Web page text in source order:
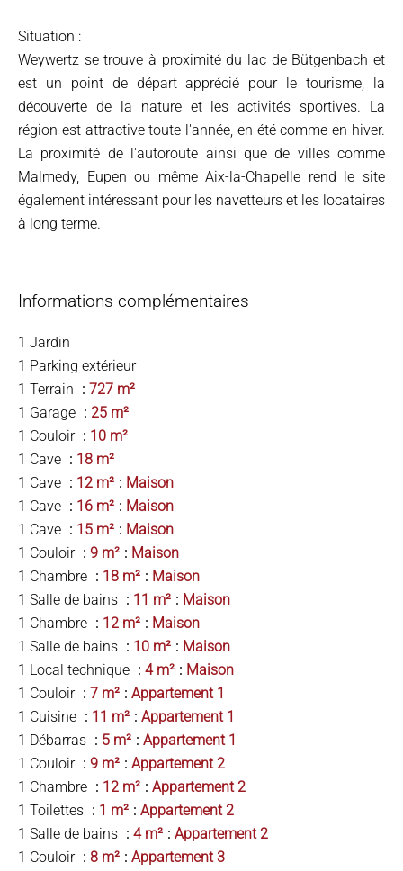
Situation :
Weywertz se trouve à proximité du lac de Bütgenbach et
est un point de départ apprécié pour le tourisme, la
découverte de la nature et les activités sportives. La
région est attractive toute l'année, en été comme en hiver.
La proximité de l'autoroute ainsi que de villes comme
Malmedy, Eupen ou même Aix-la-Chapelle rend le site
également intéressant pour les navetteurs et les locataires
à long terme.
Informations complémentaires
1 Jardin
1 Parking extérieur
1 Terrain
727 m²
1 Garage
25 m²
1 Couloir
10 m²
1 Cave
18 m²
1 Cave
12 m²
Maison
1 Cave
16 m²
Maison
1 Cave
15 m²
Maison
1 Couloir
9 m²
Maison
1 Chambre
18 m²
Maison
1 Salle de bains
11 m²
Maison
1 Chambre
12 m²
Maison
1 Salle de bains
10 m²
Maison
1 Local technique
4 m²
Maison
1 Couloir
7 m²
Appartement 1
1 Cuisine
11 m²
Appartement 1
1 Débarras
5 m²
Appartement 1
1 Couloir
9 m²
Appartement 2
1 Chambre
12 m²
Appartement 2
1 Toilettes
1 m²
Appartement 2
1 Salle de bains
4 m²
Appartement 2
1 Couloir
8 m²
Appartement 3